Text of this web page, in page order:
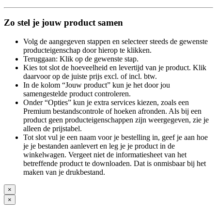
Zo stel je jouw product samen
Volg de aangegeven stappen en selecteer steeds de gewenste
producteigenschap door hierop te klikken.
Teruggaan: Klik op de gewenste stap.
Kies tot slot de hoeveelheid en levertijd van je product. Klik
daarvoor op de juiste prijs excl. of incl. btw.
In de kolom “Jouw product” kun je het door jou
samengestelde product controleren.
Onder “Opties” kun je extra services kiezen, zoals een
Premium bestandscontrole of hoeken afronden. Als bij een
product geen producteigenschappen zijn weergegeven, zie je
alleen de prijstabel.
Tot slot vul je een naam voor je bestelling in, geef je aan hoe
je je bestanden aanlevert en leg je je product in de
winkelwagen. Vergeet niet de informatiesheet van het
betreffende product te downloaden. Dat is onmisbaar bij het
maken van je drukbestand.
×
×